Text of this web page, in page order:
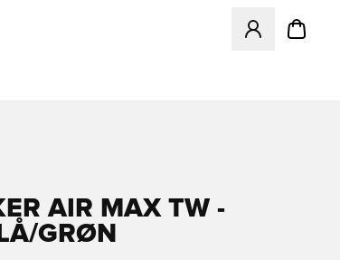
Åbner en
AIR MAX TW -
GRØN